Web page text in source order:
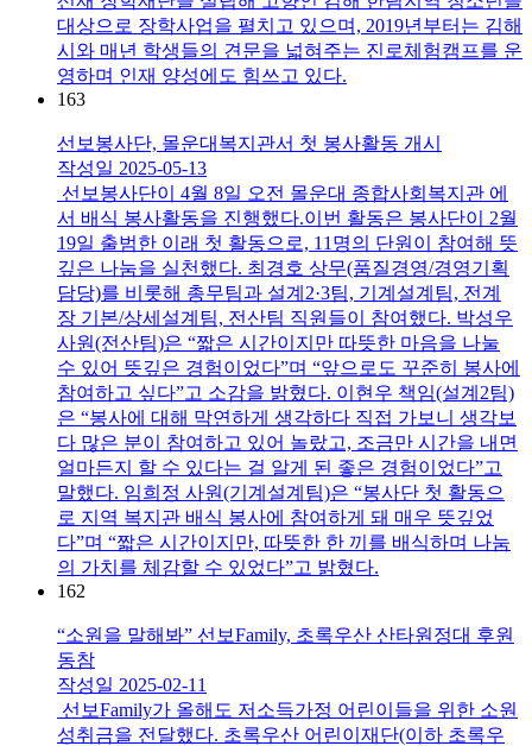
대상으로 장학사업을 펼치고 있으며, 2019년부터는 김해
시와 매년 학생들의 견문을 넓혀주는 진로체험캠프를 운
영하며 인재 양성에도 힘쓰고 있다.​
163
선보봉사단, 몰운대복지관서 첫 봉사활동 개시
작성일 2025-05-13
​선보봉사단이 4월 8일 오전 몰운대 종합사회복지관 에
서 배식 봉사활동을 진행했다.이번 활동은 봉사단이 2월
19일 출범한 이래 첫 활동으로, 11명의 단원이 참여해 뜻
깊은 나눔을 실천했다. 최경호 상무(품질경영/경영기획
담당)를 비롯해 총무팀과 설계2·3팀, 기계설계팀, 전계
장 기본/상세설계팀, 전산팀 직원들이 참여했다. 박성우
사원(전산팀)은 “짧은 시간이지만 따뜻한 마음을 나눌
수 있어 뜻깊은 경험이었다”며 “앞으로도 꾸준히 봉사에
참여하고 싶다”고 소감을 밝혔다. 이현우 책임(설계2팀)
은 “봉사에 대해 막연하게 생각하다 직접 가보니 생각보
다 많은 분이 참여하고 있어 놀랐고, 조금만 시간을 내면
얼마든지 할 수 있다는 걸 알게 된 좋은 경험이었다”고
말했다. 임희정 사원(기계설계팀)은 “봉사단 첫 활동으
로 지역 복지관 배식 봉사에 참여하게 돼 매우 뜻깊었
다”며 “짧은 시간이지만, 따뜻한 한 끼를 배식하며 나눔
의 가치를 체감할 수 있었다”고 밝혔다​.
162
“소원을 말해봐” 선보Family, 초록우산 산타원정대 후원
동참
작성일 2025-02-11
선보Family가 올해도 저소득가정 어린이들을 위한 소원
성취금을 전달했다. 초록우산 어린이재단(이하 초록우